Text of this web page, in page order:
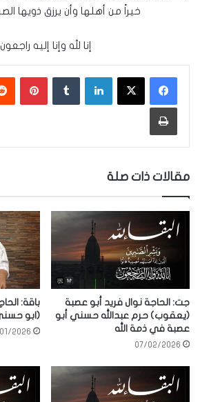
خيراً من أهلها وأن يرزق ذويها
إنا لله وإنا إليه راجعون
لينكدإن بينتيريست
طباعة
مقالات ذات صلة
جت: الحاجة نوال فريد أبو عصبة
(يعقوب) حرم عبدالله حسني أبو
عصبة في ذمة الله
07/02/2026
باقة:
(ابو
2026